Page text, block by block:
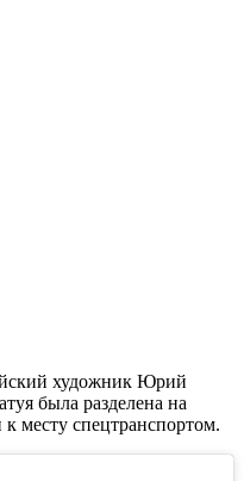
художник Юрий
была разделена на
месту спецтранспортом.